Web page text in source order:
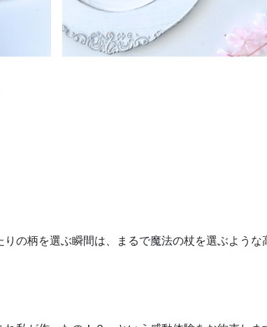
の柄を選ぶ瞬間は、まるで魔法の杖を選ぶような